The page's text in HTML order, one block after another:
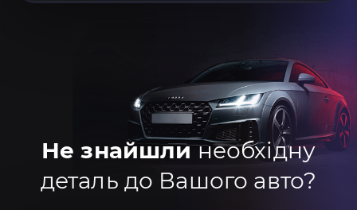
Не знайшлинеобхідну
деталь до Вашого авто?